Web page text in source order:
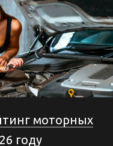
моторных
году